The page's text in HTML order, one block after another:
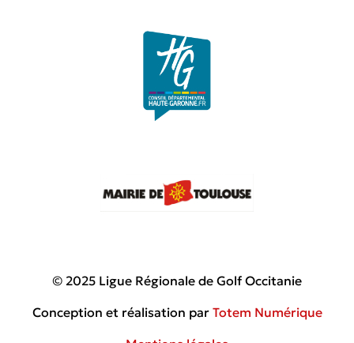
© 2025 Ligue Régionale de Golf Occitanie
Conception et réalisation par Totem Numérique